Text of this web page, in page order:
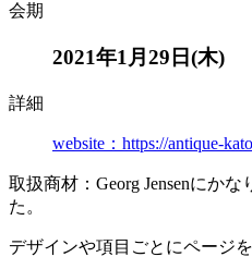
会期
2021年1月29日(木)
詳細
website：https://antique-
取扱商材：Georg Jensenにか
た。
デザインや項目ごとにページ